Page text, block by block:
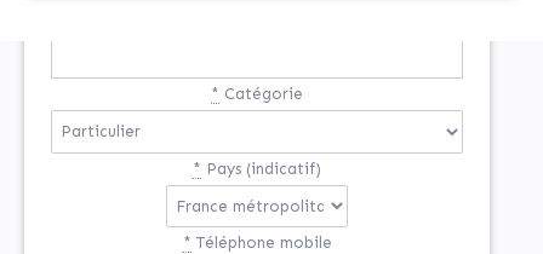
* Catégorie
* Pays (indicatif)
* Téléphone mobile